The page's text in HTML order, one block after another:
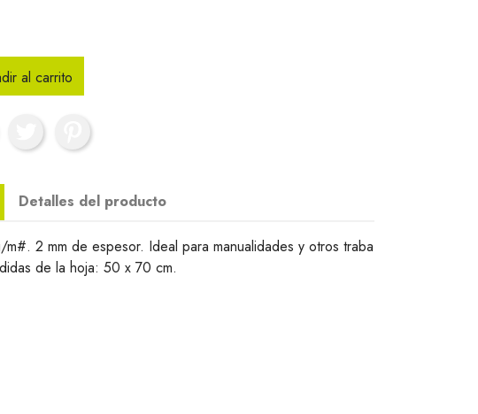
al carrito
Detalles del producto
2 mm de espesor. Ideal para manualidades y otros traba
de la hoja: 50 x 70 cm.